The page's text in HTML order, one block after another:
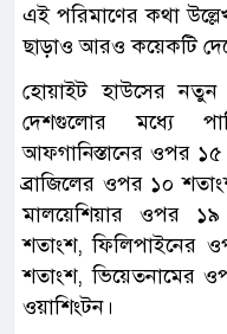
এই পরিমাণের কথা
ছাড়াও আরও কয়েকটি
হোয়াইট হাউসের নতুন
দেশগুলোর মধ্যে
আফগানিস্তানের ওপর
ব্রাজিলের ওপর ১০
মালয়েশিয়ার ওপর
শতাংশ, ফিলিপাইনের
শতাংশ, ভিয়েতনামের
ওয়াশিংটন।